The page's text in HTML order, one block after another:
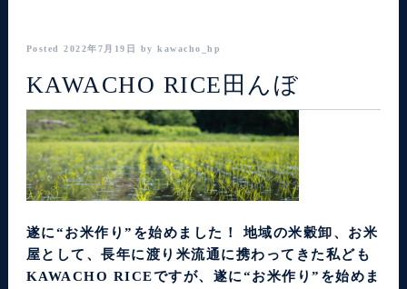
Posted2022年7月19日 by kawacho_hp
KAWACHO RICE田んぼ
遂に“お米作り”を始めました！ 地域の米穀卸、お米
屋として、長年に渡り米流通に携わってきた私ども
KAWACHO RICEですが、遂に“お米作り”を始めま